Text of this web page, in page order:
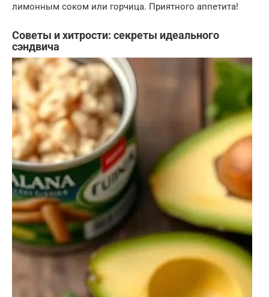
лимонным соком или горчица. Приятного аппетита!
Советы и хитрости: секреты идеального
сэндвича